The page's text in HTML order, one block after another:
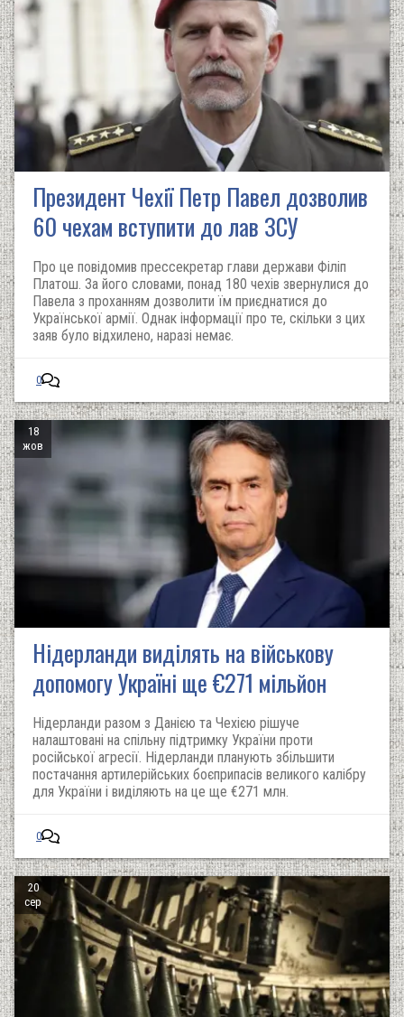
Президент Чехії Петр Павел дозволив
60 чехам вступити до лав ЗСУ
Про це повідомив прессекретар глави держави Філіп
Платош. За його словами, понад 180 чехів звернулися до
Павела з проханням дозволити їм приєднатися до
Української армії. Однак інформації про те, скільки з цих
заяв було відхилено, наразі немає.
0
18
жов
Нідерланди виділять на військову
допомогу Україні ще €271 мільйон
Нідерланди разом з Данією та Чехією рішуче
налаштовані на спільну підтримку України проти
російської агресії. Нідерланди планують збільшити
постачання артилерійських боєприпасів великого калібру
для України і виділяють на це ще €271 млн.
0
20
сер